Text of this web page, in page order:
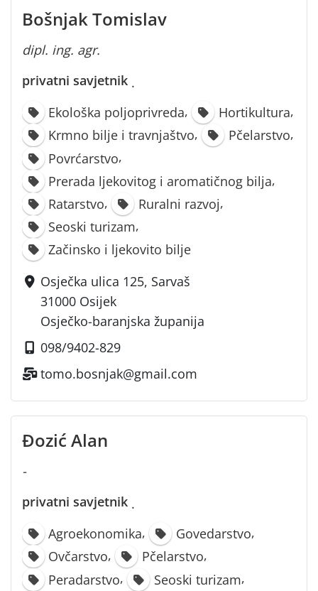
Bošnjak Tomislav
dipl. ing. agr.
privatni savjetnik ·
Ekološka poljoprivreda, Hortikultura,
Krmno bilje i travnjaštvo, Pčelarstvo,
Povrćarstvo,
Prerada ljekovitog i aromatičnog bilja,
Ratarstvo, Ruralni razvoj,
Seoski turizam,
Začinsko i ljekovito bilje
Osječka ulica 125, Sarvaš
31000 Osijek
Osječko-baranjska županija
098/9402-829
tomo.bosnjak@gmail.com
Đozić Alan
-
privatni savjetnik ·
Agroekonomika, Govedarstvo,
Ovčarstvo, Pčelarstvo,
Peradarstvo, Seoski turizam,